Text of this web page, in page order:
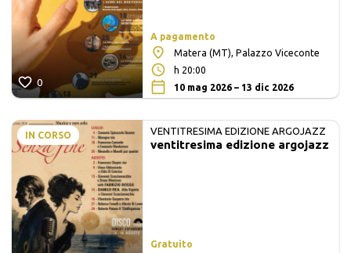
0
A pagamento
Matera (MT), Palazzo Viceconte
h 20:00
10 mag 2026 – 13 dic 2026
IN CORSO VENTITRESIMA EDIZIONE ARGOJAZZ
ventitresima edizione argojazz
Gratuito